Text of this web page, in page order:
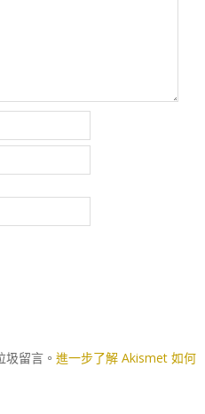
留言。 進一步了解 Akismet 如何